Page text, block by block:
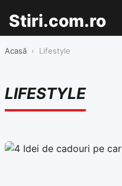
Stiri.com.ro
Acasă › Lifestyle
LIFESTYLE